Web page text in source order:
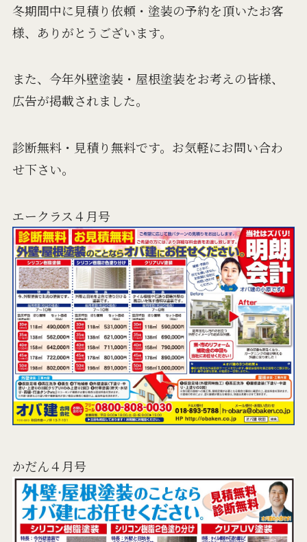
冬期間中に見積り依頼・塗装の予約を頂いたお客
様、ありがとうございます。
また、今年外壁塗装・屋根塗装をお考えの皆様、
広告が掲載されました。
診断無料・見積り無料です。お気軽にお問い合わ
せ下さい。
エークラス４月号
かだん４月号